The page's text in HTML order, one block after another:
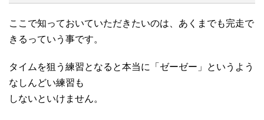
ここで知っておいていただきたいのは、あくまでも完走で
きるっていう事です。
タイムを狙う練習となると本当に「ゼーゼー」というよう
なしんどい練習も
しないといけません。